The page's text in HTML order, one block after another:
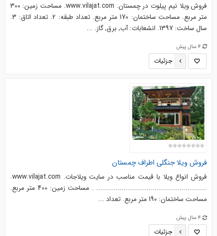
فروش ویلا نیم پیلوت در چمستان. www.vilajat.com. مساحت زمین: 300
متر مربع. مساحت ساختمان: 170 متر مربع. تعداد طبقه: 2. تعداد اتاق: 3.
سال ساخت: 1397. انشعابات: آب, برق, گاز. ...
4 سال پیش
جزئیات
فروش ویلا جنگلی اطراف چمستان
فروش انواع ویلا با قیمت مناسب در سایت ویلاجات. www.vilajat.com.
......................................................... . مساحت زمین: 400 متر مربع.
مساحت ساختمان: 190 متر مربع. تعداد ...
4 سال پیش
جزئیات